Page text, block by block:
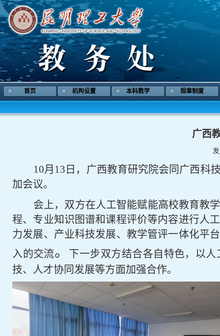
首页 机构设置 本科教学 规章制度
广西
10月 13 日，
广西教育研究院会同广西科
加会议。
会上，双方在人工智能赋能高校教育教
程、专业知识图谱和课程评价等内容进行人
力发展、产业科技发展、教学管评一体化平
入的交流。 下一步双方结合各自特色， 以人
技、人才协同发展等方面加强合作。